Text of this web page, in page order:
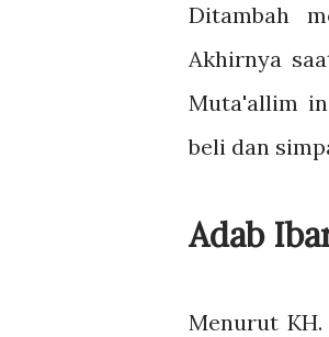
Ditambah
Akhirnya
Muta'allim
beli dan
Adab
Menurut